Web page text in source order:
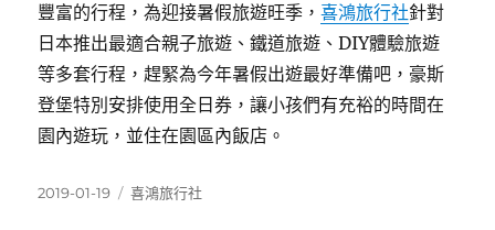
豐富的行程，為迎接暑假旅遊旺季，喜鴻旅行社針對
日本推出最適合親子旅遊、鐵道旅遊、DIY體驗旅遊
等多套行程，趕緊為今年暑假出遊最好準備吧，豪斯
登堡特別安排使用全日券，讓小孩們有充裕的時間在
園內遊玩，並住在園區內飯店。
發
2019-01-19
分
喜鴻旅行社